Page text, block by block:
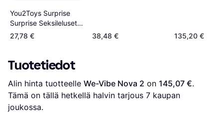
You2Toys Surprise
Surprise Seksilelusetti
Lila
27,78 € 38,48 € 135,20 €
Tuotetiedot
Alin hinta tuotteelle We-Vibe Nova 2 on 145,07 €.
Tämä on tällä hetkellä halvin tarjous 7 kaupan
joukossa.